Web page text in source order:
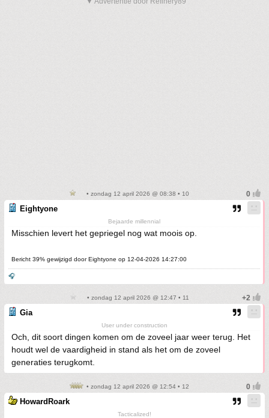
• zondag 12 april 2026 @ 08:38 • 10
Eightyone
Bejaarde millennial
Misschien levert het gepriegel nog wat moois op.
Bericht 39% gewijzigd door Eightyone op 12-04-2026 14:27:00
🎧
• zondag 12 april 2026 @ 12:47 • 11
Gia
User under construction
Och, dit soort dingen komen om de zoveel jaar weer terug. Het
houdt wel de vaardigheid in stand als het om de zoveel
generaties terugkomt.
• zondag 12 april 2026 @ 12:54 • 12
HowardRoark
Tacticalized!